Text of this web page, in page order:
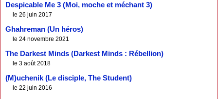
Despicable Me 3 (Moi, moche et méchant 3)
le 26 juin 2017
Ghahreman (Un héros)
le 24 novembre 2021
The Darkest Minds (Darkest Minds : Rébellion)
le 3 août 2018
(M)uchenik (Le disciple, The Student)
le 22 juin 2016